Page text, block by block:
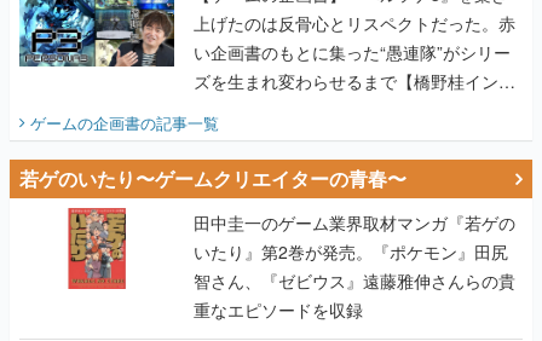
上げたのは反骨心とリスペクトだった。赤
い企画書のもとに集った“愚連隊”がシリー
ズを生まれ変わらせるまで【橋野桂インタ
ビュー】
ゲームの企画書の記事一覧
若ゲのいたり〜ゲームクリエイターの青春〜
田中圭一のゲーム業界取材マンガ『若ゲの
いたり』第2巻が発売。『ポケモン』田尻
智さん、『ゼビウス』遠藤雅伸さんらの貴
重なエピソードを収録